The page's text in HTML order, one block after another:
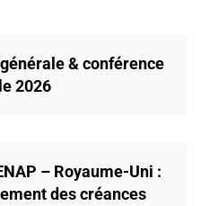
& conférence
2026
– Royaume-Uni :
des créances